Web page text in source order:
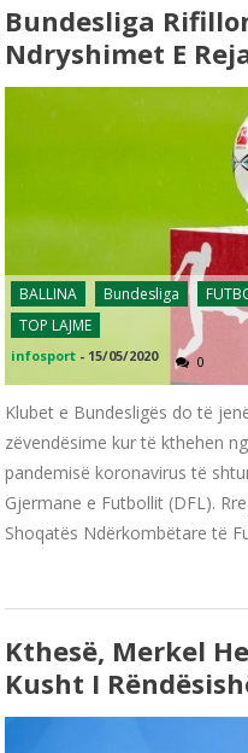
Bundesliga
Ndryshimet E
BALLINA Bundesliga
TOP LAJME
infosport - 15/05/2020 0
Klubet e Bundesligës do të
zëvendësime kur të kthehen
pandemisë koronavirus të
Gjermane e Futbollit (DFL).
Shoqatës Ndërkombëtare të
Kthesë, Merkel
Kusht I